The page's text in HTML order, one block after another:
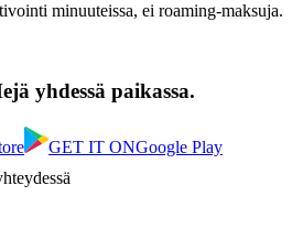
minuuteissa, ei roaming-maksuja.
yhdessä paikassa.
GET IT ONGoogle Play